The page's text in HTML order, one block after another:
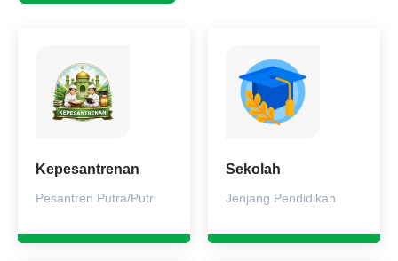
Kepesantrenan
Pesantren Putra/Putri
Sekolah
Jenjang Pendidikan